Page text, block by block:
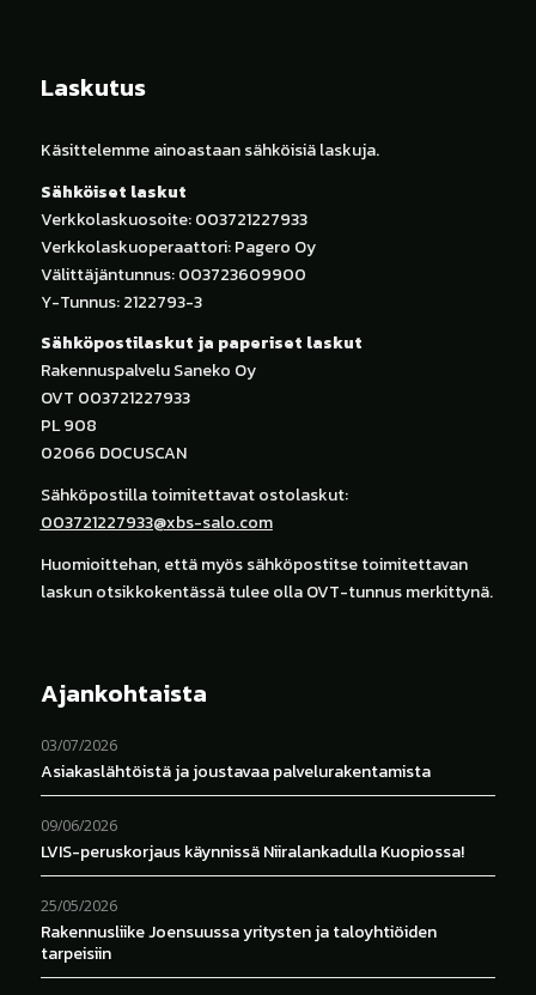
Laskutus
Käsittelemme ainoastaan sähköisiä laskuja.
Sähköiset laskut
Verkkolaskuosoite: 003721227933
Verkkolaskuoperaattori: Pagero Oy
Välittäjäntunnus: 003723609900
Y-Tunnus: 2122793-3
Sähköpostilaskut ja paperiset laskut
Rakennuspalvelu Saneko Oy
OVT 003721227933
PL 908
02066 DOCUSCAN
Sähköpostilla toimitettavat ostolaskut:
003721227933@xbs-salo.com
Huomioittehan, että myös sähköpostitse toimitettavan
laskun otsikkokentässä tulee olla OVT-tunnus merkittynä.
Ajankohtaista
03/07/2026
Asiakaslähtöistä ja joustavaa palvelurakentamista
09/06/2026
LVIS-peruskorjaus käynnissä Niiralankadulla Kuopiossa!
25/05/2026
Rakennusliike Joensuussa yritysten ja taloyhtiöiden
tarpeisiin